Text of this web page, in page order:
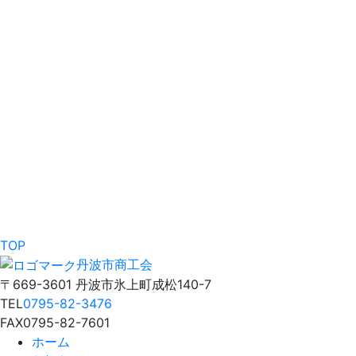
TOP
丹波市商工会
〒669-3601 丹波市氷上町成松140-7
TEL0795-82-3476
FAX0795-82-7601
ホーム